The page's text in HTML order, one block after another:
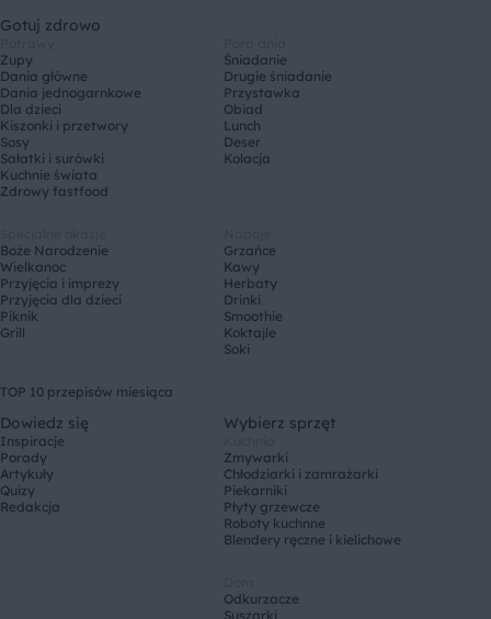
Gotuj zdrowo
Zupy
Dania główne
Dania jednogarnkowe
Dla dzieci
Kiszonki i przetwory
Sosy
Sałatki i surówki
Kuchnie świata
Zdrowy fastfood
Śniadanie
Drugie śniadanie
Przystawka
Obiad
Lunch
Deser
Kolacja
Boże Narodzenie
Wielkanoc
Przyjęcia i imprezy
Przyjęcia dla dzieci
Piknik
Grill
Grzańce
Kawy
Herbaty
Drinki
Smoothie
Koktajle
Soki
TOP 10 przepisów miesiąca
Dowiedz się
Inspiracje
Porady
Artykuły
Quizy
Redakcja
Wybierz sprzęt
Zmywarki
Chłodziarki i zamrażarki
Piekarniki
Płyty grzewcze
Roboty kuchnne
Blendery ręczne i kielichowe
Odkurzacze
Suszarki